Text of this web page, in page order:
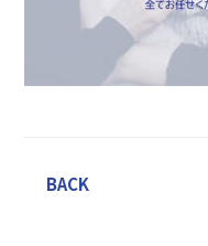
BACK